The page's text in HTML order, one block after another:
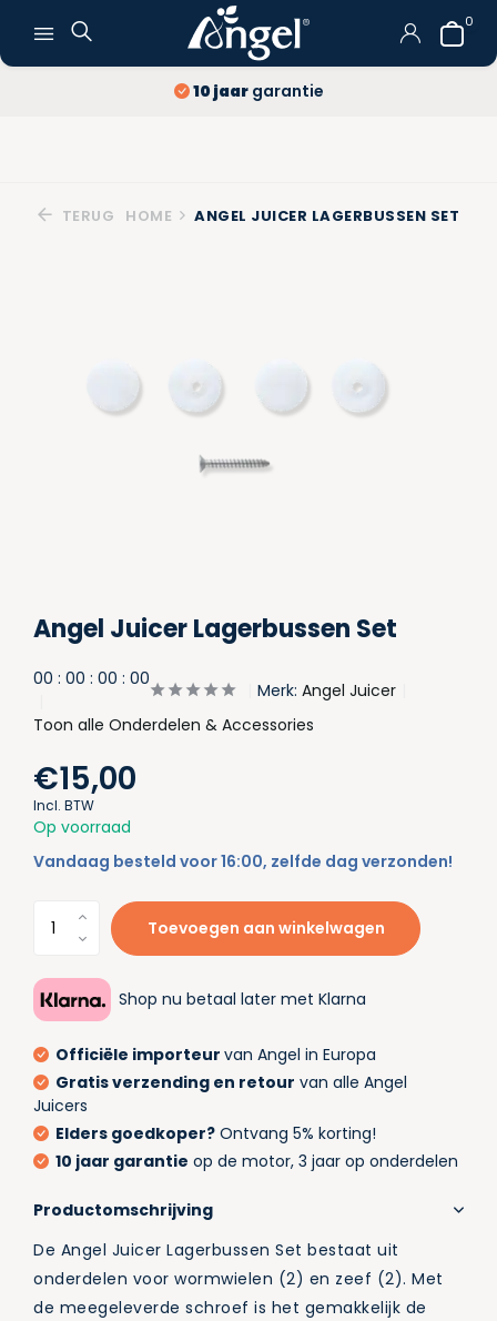
0
10 jaargarantie
TERUG HOME ANGEL JUICER LAGERBUSSEN SET
Angel Juicer Lagerbussen Set
00 : 00 : 00 : 00
Merk: Angel Juicer
Toon alle Onderdelen & Accessories
€15,00
Incl. BTW
Op voorraad
Vandaag besteld voor 16:00, zelfde dag verzonden!
Toevoegen aan winkelwagen
Shop nu betaal later met Klarna
Officiële importeur van Angel in Europa
Gratis verzending en retour van alle Angel
Juicers
Elders goedkoper? Ontvang 5% korting!
10 jaar garantie op de motor, 3 jaar op onderdelen
Productomschrijving
De Angel Juicer Lagerbussen Set bestaat uit
onderdelen voor wormwielen (2) en zeef (2). Met
de meegeleverde schroef is het gemakkelijk de